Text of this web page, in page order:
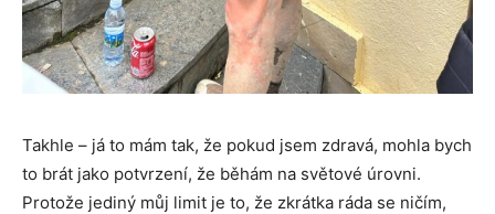
Takhle – já to mám tak, že pokud jsem zdravá, mohla bych
to brát jako potvrzení, že běhám na světové úrovni.
Protože jediný můj limit je to, že zkrátka ráda se ničím,